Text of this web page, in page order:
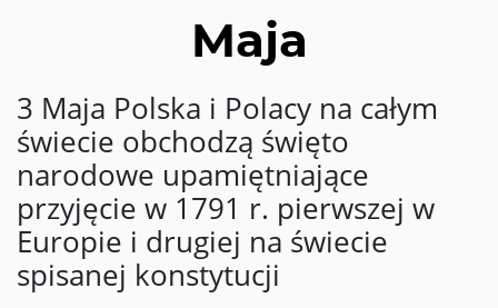
Maja
3 Maja Polska i Polacy na całym
świecie obchodzą święto
narodowe upamiętniające
przyjęcie w 1791 r. pierwszej w
Europie i drugiej na świecie
spisanej konstytucji